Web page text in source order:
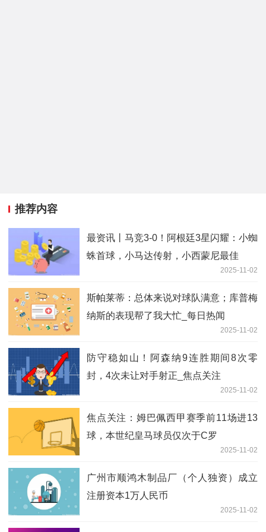
推荐内容
最资讯丨马竞3-0！阿根廷3星闪耀：小蜘
蛛首球，小马达传射，小西蒙尼最佳
2025-11-02
斯帕莱蒂：总体来说对球队满意；库普梅
纳斯的表现帮了我大忙_每日热闻
2025-11-02
防守稳如山！阿森纳9连胜期间8次零
封，4次未让对手射正_焦点关注
2025-11-02
焦点关注：姆巴佩西甲赛季前11场进13
球，本世纪皇马球员仅次于C罗
2025-11-02
广州市顺鸿木制品厂（个人独资）成立
注册资本1万人民币
2025-11-02